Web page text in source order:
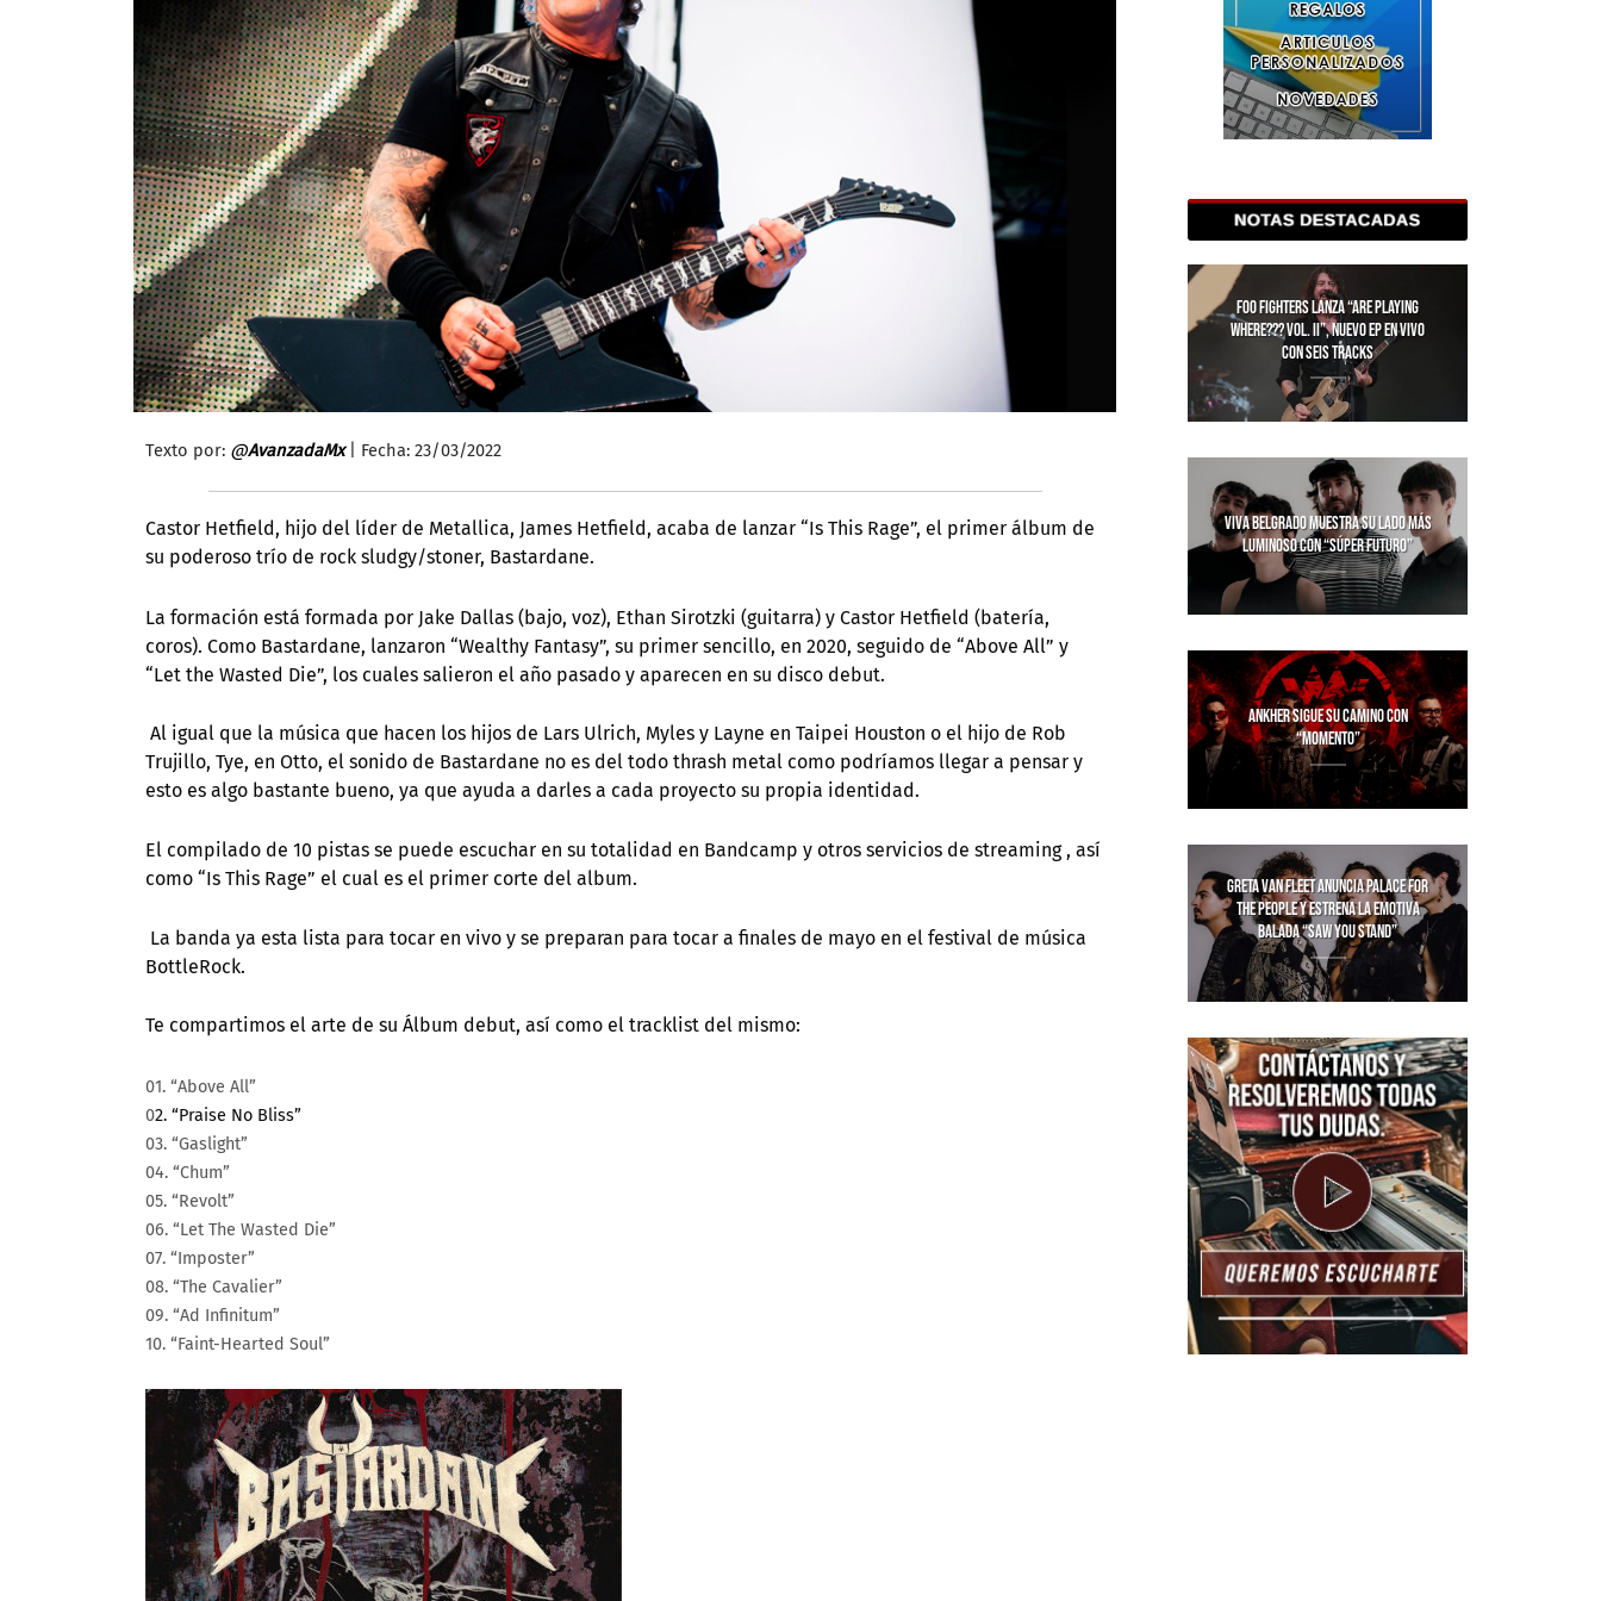
Texto por: @AvanzadaMx| Fecha: 23/03/2022
Castor Hetfield, hijo del líder de Metallica, James Hetfield, acaba de lanzar “Is This Rage”, el primer álbum de
su poderoso trío de rock sludgy/stoner, Bastardane.
La formación está formada por Jake Dallas (bajo, voz), Ethan Sirotzki (guitarra) y Castor Hetfield (batería,
coros). Como Bastardane, lanzaron “Wealthy Fantasy”, su primer sencillo, en 2020, seguido de “Above All” y
“Let the Wasted Die”, los cuales salieron el año pasado y aparecen en su disco debut.
Al igual que la música que hacen los hijos de Lars Ulrich, Myles y Layne en Taipei Houston o el hijo de Rob
Trujillo, Tye, en Otto, el sonido de Bastardane no es del todo thrash metal como podríamos llegar a pensar y
esto es algo bastante bueno, ya que ayuda a darles a cada proyecto su propia identidad.
El compilado de 10 pistas se puede escuchar en su totalidad en Bandcamp y otros servicios de streaming , así
como “Is This Rage” el cual es el primer corte del album.
La banda ya esta lista para tocar en vivo y se preparan para tocar a finales de mayo en el festival de música
BottleRock.
Te compartimos el arte de su Álbum debut, así como el tracklist del mismo:
01. “Above All”
02. “Praise No Bliss”
03. “Gaslight”
04. “Chum”
05. “Revolt”
06. “Let The Wasted Die”
07. “Imposter”
08. “The Cavalier”
09. “Ad Infinitum”
10. “Faint-Hearted Soul”
FOO FIGHTERS LANZA “ARE PLAYING
WHERE??? VOL. II”, NUEVO EP EN VIVO
CON SEIS TRACKS
VIVA BELGRADO MUESTRA SU LADO MÁS
LUMINOSO CON “SÚPER FUTURO”
ANKHER SIGUE SU CAMINO CON
“MOMENTO”
GRETA VAN FLEET ANUNCIA PALACE FOR
THE PEOPLE Y ESTRENA LA EMOTIVA
BALADA “SAW YOU STAND”